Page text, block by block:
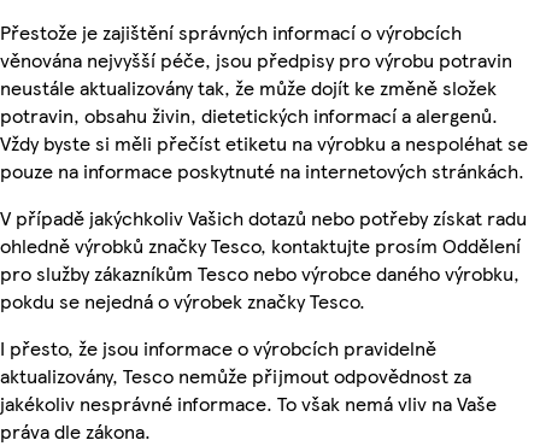
Přestože je zajištění správných informací o výrobcích
věnována nejvyšší péče, jsou předpisy pro výrobu potravin
neustále aktualizovány tak, že může dojít ke změně složek
potravin, obsahu živin, dietetických informací a alergenů.
Vždy byste si měli přečíst etiketu na výrobku a nespoléhat se
pouze na informace poskytnuté na internetových stránkách.
V případě jakýchkoliv Vašich dotazů nebo potřeby získat radu
ohledně výrobků značky Tesco, kontaktujte prosím Oddělení
pro služby zákazníkům Tesco nebo výrobce daného výrobku,
pokdu se nejedná o výrobek značky Tesco.
I přesto, že jsou informace o výrobcích pravidelně
aktualizovány, Tesco nemůže přijmout odpovědnost za
jakékoliv nesprávné informace. To však nemá vliv na Vaše
práva dle zákona.